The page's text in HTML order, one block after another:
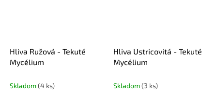
Hliva Ružová - Tekuté
Mycélium
Skladom(4 ks)
Hliva Ustricovitá - Tekuté
Mycélium
Skladom(3 ks)